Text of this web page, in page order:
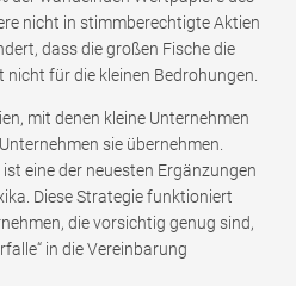
nicht in stimmberechtigte Aktien
dass die großen Fische die
nicht für die kleinen Bedrohungen.
mit denen kleine Unternehmen
sie übernehmen.
eine der neuesten Ergänzungen
Diese Strategie funktioniert
die vorsichtig genug sind,
in die Vereinbarung